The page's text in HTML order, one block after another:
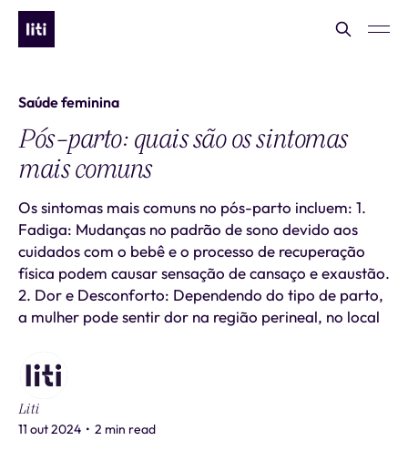
Saúde feminina
Pós-parto: quais são os sintomas
mais comuns
Os sintomas mais comuns no pós-parto incluem: 1.
Fadiga: Mudanças no padrão de sono devido aos
cuidados com o bebê e o processo de recuperação
física podem causar sensação de cansaço e exaustão.
2. Dor e Desconforto: Dependendo do tipo de parto,
a mulher pode sentir dor na região perineal, no local
Liti
11 out 2024 • 2 min read